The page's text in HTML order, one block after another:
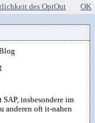
insbesondere im
anderen oft it-nahen
des OptOut OK